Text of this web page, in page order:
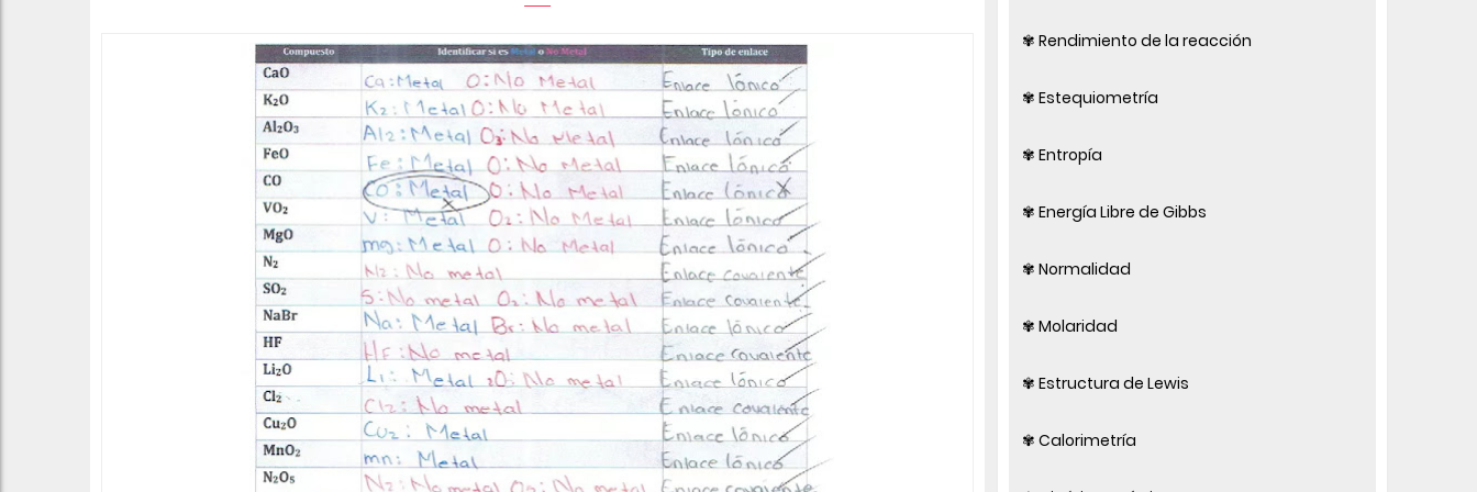
✾ Rendimiento de la reacción
✾ Estequiometría
✾ Entropía
✾ Energía Libre de Gibbs
✾ Normalidad
✾ Molaridad
✾ Estructura de Lewis
✾ Calorimetría